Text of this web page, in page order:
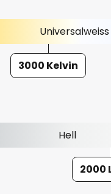
Universalweiss
3000 Kelvin
Hell
2000